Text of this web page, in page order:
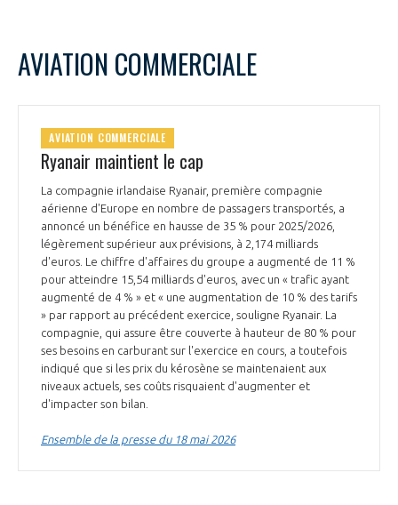
AVIATION COMMERCIALE
AVIATION COMMERCIALE
Ryanair maintient le cap
La compagnie irlandaise Ryanair, première compagnie
aérienne d'Europe en nombre de passagers transportés, a
annoncé un bénéfice en hausse de 35 % pour 2025/2026,
légèrement supérieur aux prévisions, à 2,174 milliards
d'euros. Le chiffre d'affaires du groupe a augmenté de 11 %
pour atteindre 15,54 milliards d'euros, avec un « trafic ayant
augmenté de 4 % » et « une augmentation de 10 % des tarifs
» par rapport au précédent exercice, souligne Ryanair. La
compagnie, qui assure être couverte à hauteur de 80 % pour
ses besoins en carburant sur l'exercice en cours, a toutefois
indiqué que si les prix du kérosène se maintenaient aux
niveaux actuels, ses coûts risquaient d'augmenter et
d'impacter son bilan.
Ensemble de la presse du 18 mai 2026